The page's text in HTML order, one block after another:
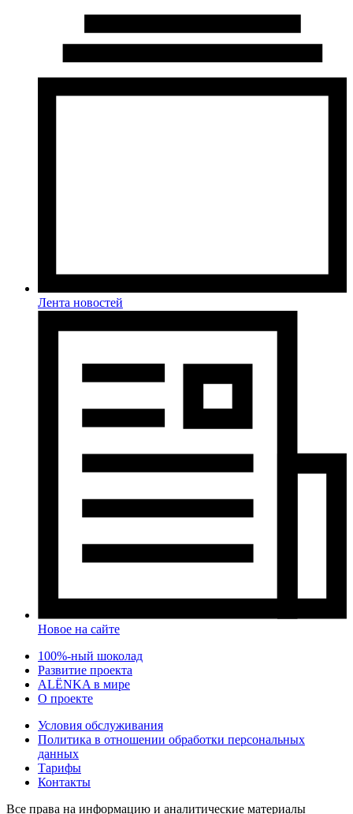
Лента новостей
Новое на сайте
100%-ный шоколад
Развитие проекта
ALЁNKA в мире
О проекте
Условия обслуживания
Политика в отношении обработки персональных
данных
Тарифы
Контакты
Все права на информацию и аналитические материалы